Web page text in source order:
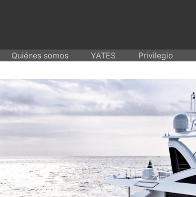
Quiénes somos YATES Privilegio